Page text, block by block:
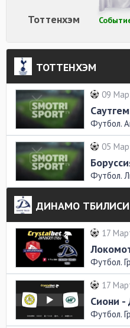
Тоттенхэм
ТОТТЕНХЭМ
09
Футбол.
05
Футбол.
ДИНАМО ТБИЛИСИ
17
Футбол.
17
Футбол.